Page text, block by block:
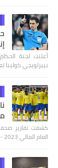
أعلنت لجنة
بييرلويجي
كشفت تقارير
العام المالي 2023 -2024. ويطمع النصر في استعاد…